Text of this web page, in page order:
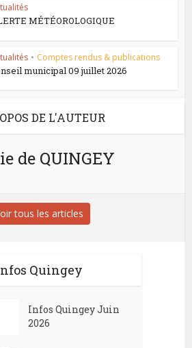
MÉTÉOROLOGIQUE
• Comptes rendus & publications
municipal 09 juillet 2026
DE L'AUTEUR
de QUINGEY
tous les articles
Quingey
Infos Quingey Juin
2026